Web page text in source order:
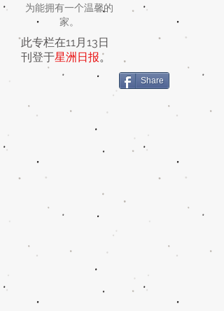
为能拥有一个温馨的
家。
此专栏在11月13日
刊登于星洲日报。
Share